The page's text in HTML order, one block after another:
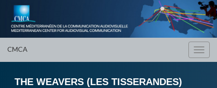
CMCA
THE WEAVERS (LES TISSERANDES)